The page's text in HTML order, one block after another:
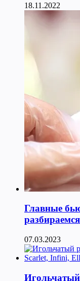
18.11.2022
Главные
07.03.2023